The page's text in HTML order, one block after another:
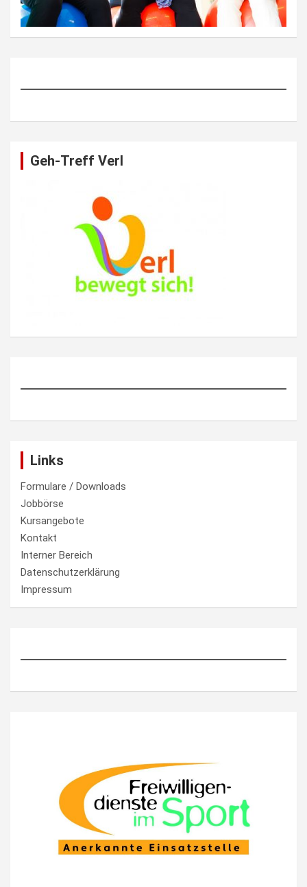
Geh-Treff Verl
Links
Formulare / Downloads
Jobbörse
Kursangebote
Kontakt
Interner Bereich
Datenschutzerklärung
Impressum